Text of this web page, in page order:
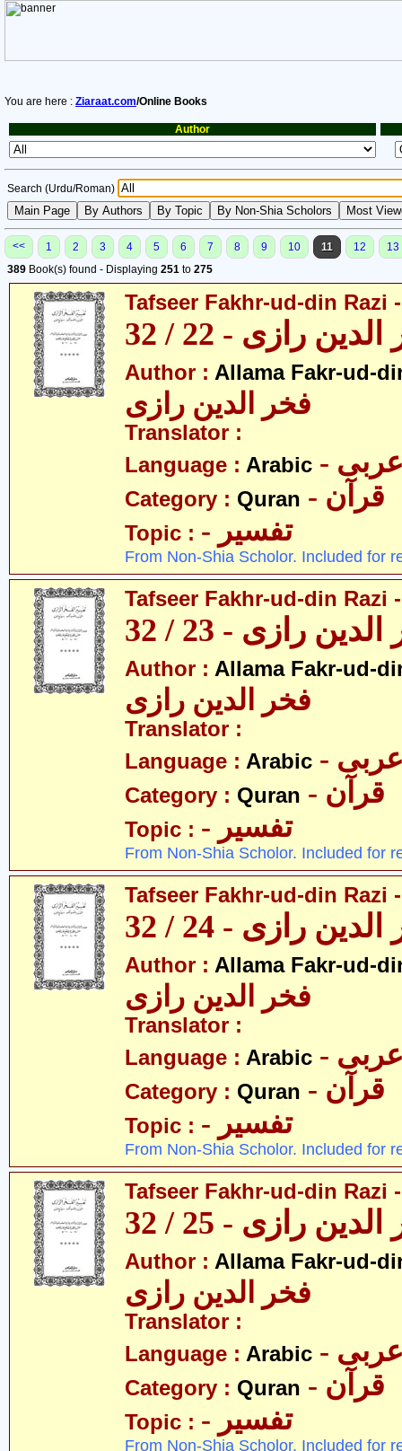
You are here : Ziaraat.com/Online Books
Author
Search (Urdu/Roman)
<< 1 2 3 4 5 6 7 8 9 10 11 12
13
389 Book(s) found - Displaying 251 to 275
Tafseer Fakhr-ud-din Razi
رازی - 22 / 32
Author : Allama Fakr-ud-
فخر الدین رازی
Translator :
Language : Arabic عربی
Category : Quran - قرآن
Topic : - تفسیر
From Non-Shia Scholor. Included for
Tafseer Fakhr-ud-din Razi
رازی - 23 / 32
Author : Allama Fakr-ud-
فخر الدین رازی
Translator :
Language : Arabic عربی
Category : Quran - قرآن
Topic : - تفسیر
From Non-Shia Scholor. Included for
Tafseer Fakhr-ud-din Razi
رازی - 24 / 32
Author : Allama Fakr-ud-
فخر الدین رازی
Translator :
Language : Arabic عربی
Category : Quran - قرآن
Topic : - تفسیر
From Non-Shia Scholor. Included for
Tafseer Fakhr-ud-din Razi
رازی - 25 / 32
Author : Allama Fakr-ud-
فخر الدین رازی
Translator :
Language : Arabic عربی
Category : Quran - قرآن
Topic : - تفسیر
From Non-Shia Scholor. Included for